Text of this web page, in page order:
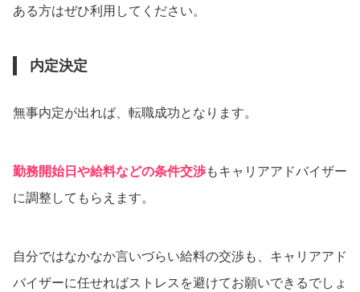
ある方はぜひ利用してください。
内定決定
無事内定が出れば、転職成功となります。
勤務開始日や給料などの条件交渉もキャリアアドバイザー
に調整してもらえます。
自分ではなかなか言いづらい給料の交渉も、キャリアアド
バイザーに任せればストレスを避けてお願いできるでしょ